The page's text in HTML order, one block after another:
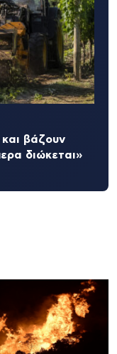
βάζουν
διώκεται»